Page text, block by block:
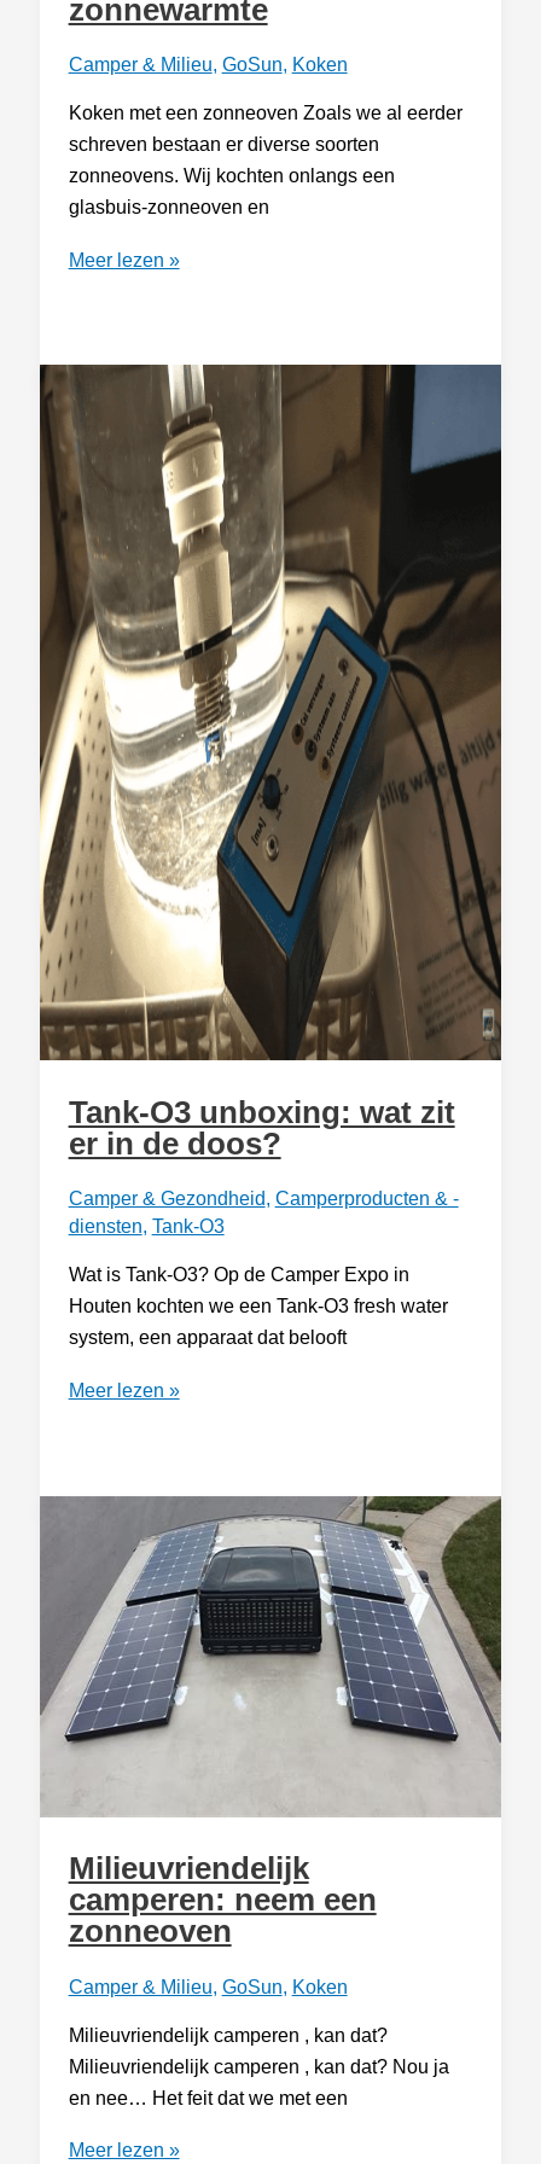
zonnewarmte
Camper & Milieu, GoSun, Koken
Koken met een zonneoven Zoals we al eerder
schreven bestaan er diverse soorten
zonneovens. Wij kochten onlangs een
glasbuis-zonneoven en
Zonneoven
zonnewarmte
Meer lezen »
Tank-O3 unboxing: wat zit
er in de doos?
Camper & Gezondheid, Camperproducten & -
diensten, Tank-O3
Wat is Tank-O3? Op de Camper Expo in
Houten kochten we een Tank-O3 fresh water
system, een apparaat dat belooft
Tank-
doos?
Meer lezen »
Milieuvriendelijk
camperen: neem een
zonneoven
Camper & Milieu, GoSun, Koken
Milieuvriendelijk camperen , kan dat?
Milieuvriendelijk camperen , kan dat? Nou ja
en nee… Het feit dat we met een
Milieuvriendelijk
Meer lezen »